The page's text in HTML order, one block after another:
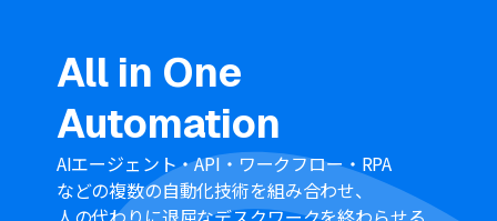
トリガーは5分、10分、15分、30分、60分の間隔で起動
間隔を選択できます。
プランによって最短の起動間隔が異なりますので、ご注意
ください。
All in One
Automation
AIエージェント・API・ワークフロー・RPA
などの複数の自動化技術を組み合わせ、